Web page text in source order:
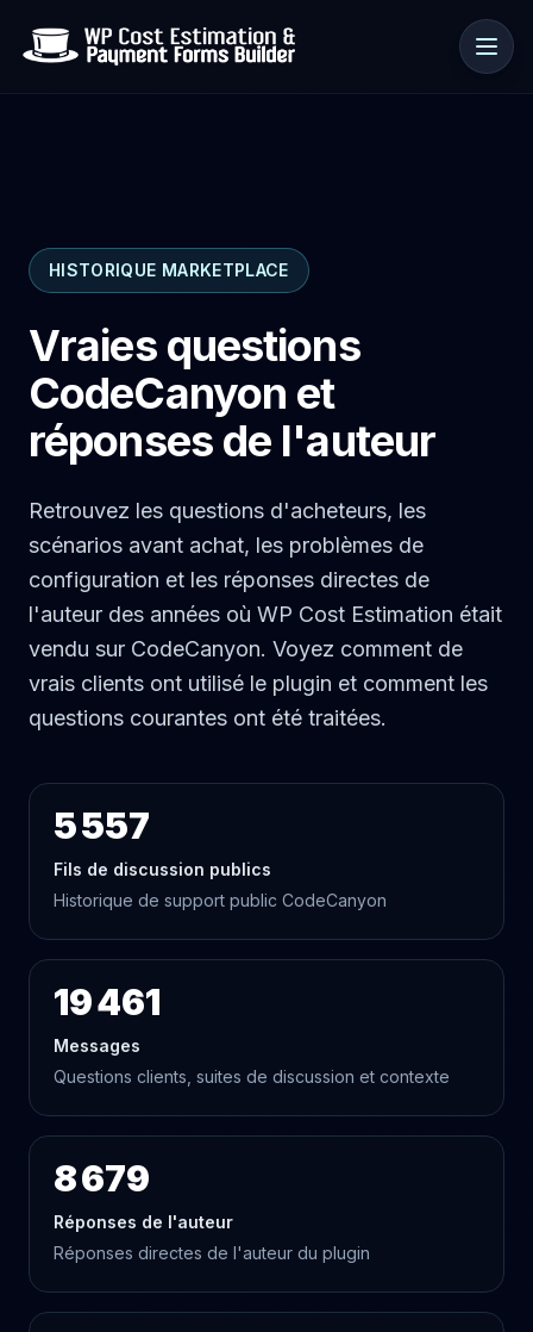
Ressources
🇫🇷
HISTORIQUE MARKETPLACE
Vraies questions
CodeCanyon et
réponses de l'auteur
Retrouvez les questions d'acheteurs, les
scénarios avant achat, les problèmes de
configuration et les réponses directes de
l'auteur des années où WP Cost Estimation était
vendu sur CodeCanyon. Voyez comment de
vrais clients ont utilisé le plugin et comment les
questions courantes ont été traitées.
5 557
Fils de discussion publics
Historique de support public CodeCanyon
19 461
Messages
Questions clients, suites de discussion et contexte
8 679
Réponses de l'auteur
Réponses directes de l'auteur du plugin